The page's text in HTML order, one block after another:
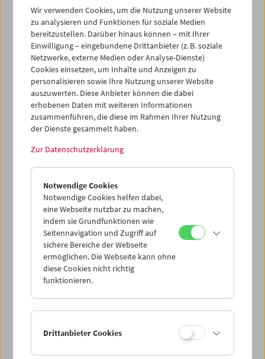
Filme bilden bis heuteeinen wichtigen Bezugspunkt
seines Werks. Es war auch die Hommage an Dominik Graf
im Frühjahr 2013, aus der sich dieses Projekt entwickelte:
Grafs Begeisterung für die italienischen und
französischen Spielarten des Genres machte Lust darauf,
sich erneut (und grenzüberschreitend) mit „Thriller-
Politik“ zu beschäftigen.Die Retrospektive wurde
gemeinsam mit Olaf Möllerkuratiert, der auch
Einführungen hielt.
ProgrammJan / Feb 2014 - Thriller-Politik
Wir verwenden Cookies, um die Nutzung unserer Website
zu analysieren und Funktionen für soziale Medien
bereitzustellen. Darüber hinaus können – mit Ihrer
Einwilligung – eingebundene Drittanbieter (z. B. soziale
Netzwerke, externe Medien oder Analyse-Dienste)
Cookies einsetzen, um Inhalte und Anzeigen zu
personalisieren sowie Ihre Nutzung unserer Website
auszuwerten. Diese Anbieter können die dabei
erhobenen Daten mit weiteren Informationen
zusammenführen, die diese im Rahmen Ihrer Nutzung
der Dienste gesammelt haben.
Zur Datenschutzerklärung
Notwendige Cookies
Notwendige Cookies helfen dabei,
eine Webseite nutzbar zu machen,
indem sie Grundfunktionen wie
Seitennavigation und Zugriff auf
sichere Bereiche der Webseite
ermöglichen. Die Webseite kann ohne
diese Cookies nicht richtig
funktionieren.
Drittanbieter Cookies